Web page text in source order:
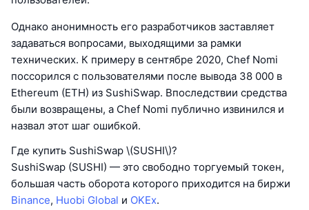
Однако анонимность его разработчиков заставляет
задаваться вопросами, выходящими за рамки
технических. К примеру в сентябре 2020, Chef Nomi
поссорился с пользователями после вывода 38 000 в
Ethereum (ETH) из SushiSwap. Впоследствии средства
были возвращены, а Chef Nomi публично извинился и
назвал этот шаг ошибкой.
Где купить SushiSwap \(SUSHI\)?
SushiSwap (SUSHI) — это свободно торгуемый токен,
большая часть оборота которого приходится на биржи
Binance, Huobi Global и OKEx.